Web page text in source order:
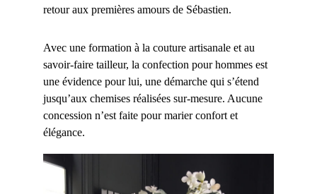
retour aux premières amours de Sébastien.
Avec une formation à la couture artisanale et au
savoir-faire tailleur, la confection pour hommes est
une évidence pour lui, une démarche qui s’étend
jusqu’aux chemises réalisées sur-mesure. Aucune
concession n’est faite pour marier confort et
élégance.